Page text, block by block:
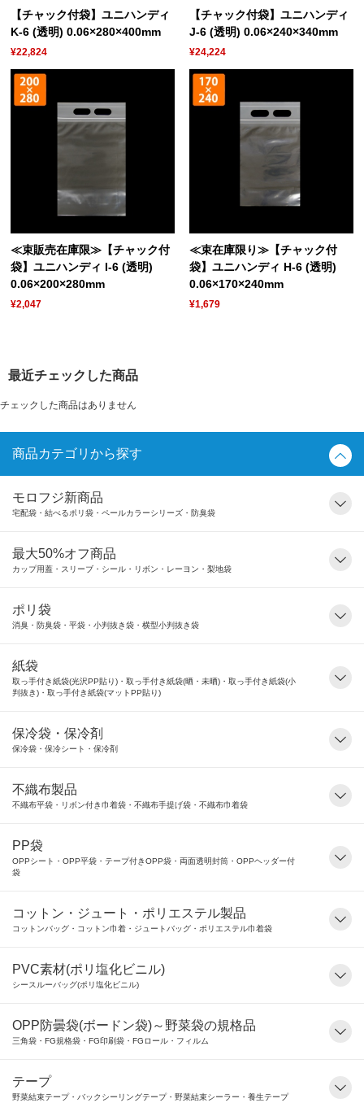
【チャック付袋】ユニハンディ
K-6 (透明) 0.06×280×400mm
¥22,824
【チャック付袋】ユニハンディ
J-6 (透明) 0.06×240×340mm
¥24,224
≪束販売在庫限≫【チャック付
袋】ユニハンディ I-6 (透明)
0.06×200×280mm
¥2,047
≪束在庫限り≫【チャック付
袋】ユニハンディ H-6 (透明)
0.06×170×240mm
¥1,679
最近チェックした商品
チェックした商品はありません
商品カテゴリから探す
モロフジ新商品
宅配袋・結べるポリ袋・ペールカラーシリーズ・防臭袋
最大50%オフ商品
カップ用蓋・スリーブ・シール・リボン・レーヨン・梨地袋
ポリ袋
消臭・防臭袋・平袋・小判抜き袋・横型小判抜き袋
紙袋
取っ手付き紙袋(光沢PP貼り)・取っ手付き紙袋(晒・未晒)・取っ手付き紙袋(小
判抜き)・取っ手付き紙袋(マットPP貼り)
保冷袋・保冷剤
保冷袋・保冷シート・保冷剤
不織布製品
不織布平袋・リボン付き巾着袋・不織布手提げ袋・不織布巾着袋
PP袋
OPPシート・OPP平袋・テープ付きOPP袋・両面透明封筒・OPPヘッダー付
袋
コットン・ジュート・ポリエステル製品
コットンバッグ・コットン巾着・ジュートバッグ・ポリエステル巾着袋
PVC素材(ポリ塩化ビニル)
シースルーバッグ(ポリ塩化ビニル)
OPP防曇袋(ボードン袋)～野菜袋の規格品
三角袋・FG規格袋・FG印刷袋・FGロール・フィルム
テープ
野菜結束テープ・バックシーリングテープ・野菜結束シーラー・養生テープ